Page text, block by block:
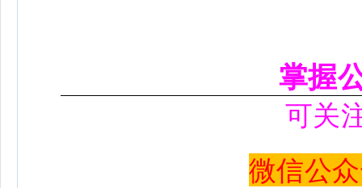
掌握
可关
微信公